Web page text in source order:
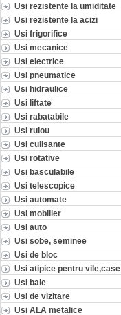
Usi rezistente la umiditate
Usi rezistente la acizi
Usi frigorifice
Usi mecanice
Usi electrice
Usi pneumatice
Usi hidraulice
Usi liftate
Usi rabatabile
Usi rulou
Usi culisante
Usi rotative
Usi basculabile
Usi telescopice
Usi automate
Usi mobilier
Usi auto
Usi sobe, seminee
Usi de bloc
Usi atipice pentru vile,case
Usi baie
Usi de vizitare
Usi ALA metalice